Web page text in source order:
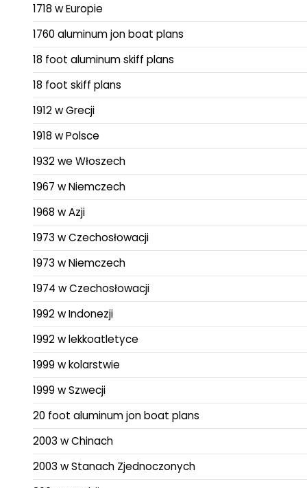
1718 w Europie
1760 aluminum jon boat plans
18 foot aluminum skiff plans
18 foot skiff plans
1912 w Grecji
1918 w Polsce
1932 we Włoszech
1967 w Niemczech
1968 w Azji
1973 w Czechosłowacji
1973 w Niemczech
1974 w Czechosłowacji
1992 w Indonezji
1992 w lekkoatletyce
1999 w kolarstwie
1999 w Szwecji
20 foot aluminum jon boat plans
2003 w Chinach
2003 w Stanach Zjednoczonych